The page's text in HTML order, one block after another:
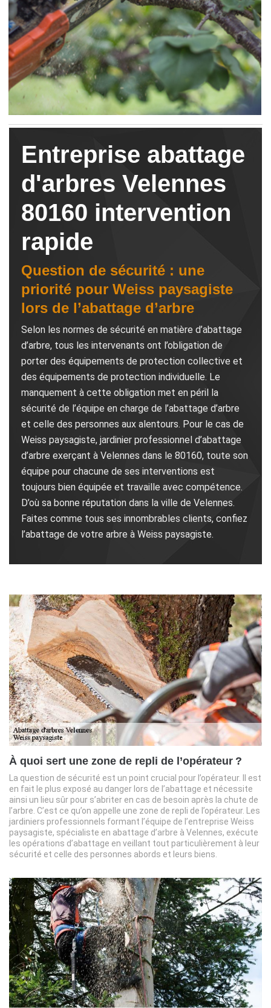
Entreprise abattage
d'arbres Velennes
80160 intervention
rapide
Question de sécurité : une
priorité pour Weiss paysagiste
lors de l’abattage d’arbre
Selon les normes de sécurité en matière d’abattage
d’arbre, tous les intervenants ont l’obligation de
porter des équipements de protection collective et
des équipements de protection individuelle. Le
manquement à cette obligation met en péril la
sécurité de l’équipe en charge de l’abattage d’arbre
et celle des personnes aux alentours. Pour le cas de
Weiss paysagiste, jardinier professionnel d’abattage
d’arbre exerçant à Velennes dans le 80160, toute son
équipe pour chacune de ses interventions est
toujours bien équipée et travaille avec compétence.
D’où sa bonne réputation dans la ville de Velennes.
Faites comme tous ses innombrables clients, confiez
l’abattage de votre arbre à Weiss paysagiste.
À quoi sert une zone de repli de l’opérateur ?
La question de sécurité est un point crucial pour l’opérateur. Il est
en fait le plus exposé au danger lors de l’abattage et nécessite
ainsi un lieu sûr pour s’abriter en cas de besoin après la chute de
l’arbre. C’est ce qu’on appelle une zone de repli de l’opérateur. Les
jardiniers professionnels formant l’équipe de l’entreprise Weiss
paysagiste, spécialiste en abattage d’arbre à Velennes, exécute
les opérations d’abattage en veillant tout particulièrement à leur
sécurité et celle des personnes abords et leurs biens.